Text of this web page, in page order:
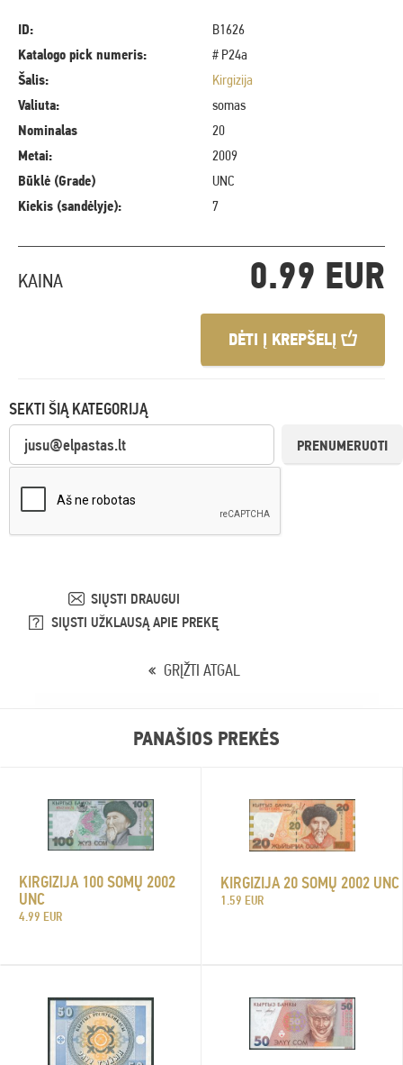
ID:
B1626
Katalogo pick numeris:
# P24a
Šalis:
Kirgizija
Valiuta:
somas
Nominalas
20
Metai:
2009
Būklė (Grade)
UNC
Kiekis (sandėlyje):
7
KAINA 0.99 EUR
DĖTI Į KREPŠELĮ
SEKTI ŠIĄ KATEGORIJĄ
PRENUMERUOTI
SIŲSTI DRAUGUI
SIŲSTI UŽKLAUSĄ APIE PREKĘ
GRĮŽTI ATGAL
PANAŠIOS PREKĖS
KIRGIZIJA 100 SOMŲ 2002
UNC
4.99 EUR
KIRGIZIJA 20 SOMŲ 2002 UNC
1.59 EUR